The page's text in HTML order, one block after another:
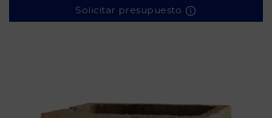
Solicitar presupuesto